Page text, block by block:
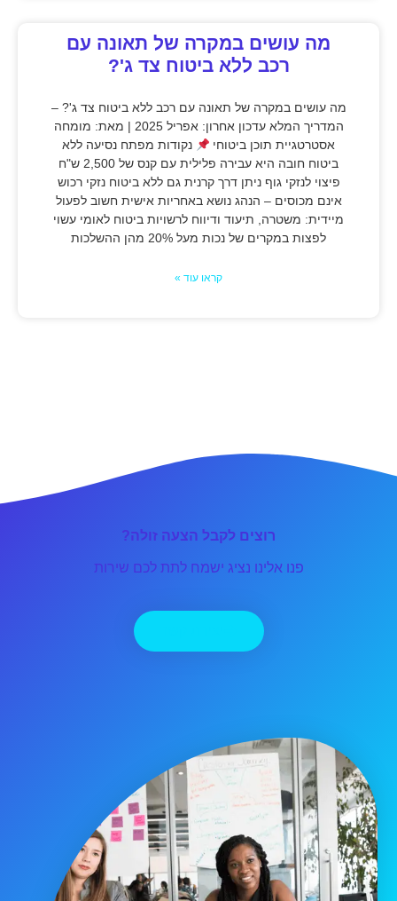
מה עושים במקרה של תאונה עם
רכב ללא ביטוח צד ג'?
מה עושים במקרה של תאונה עם רכב ללא ביטוח צד ג'? –
המדריך המלא עדכון אחרון: אפריל 2025 | מאת: מומחה
אסטרטגיית תוכן ביטוחי
נקודות מפתח נסיעה ללא
ביטוח חובה היא עבירה פלילית עם קנס של 2,500 ש"ח
פיצוי לנזקי גוף ניתן דרך קרנית גם ללא ביטוח נזקי רכוש
אינם מכוסים – הנהג נושא באחריות אישית חשוב לפעול
מיידית: משטרה, תיעוד ודיווח לרשויות ביטוח לאומי עשוי
לפצות במקרים של נכות מעל 20% מהן ההשלכות
קראו עוד »
רוצים לקבל הצעה זולה?
פנו אלינו נציג ישמח לתת לכם שירות